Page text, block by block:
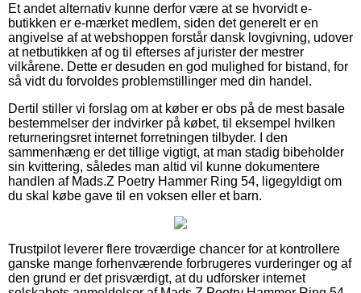
Et andet alternativ kunne derfor være at se hvorvidt e-
butikken er e-mærket medlem, siden det generelt er en
angivelse af at webshoppen forstår dansk lovgivning, udover
at netbutikken af og til efterses af jurister der mestrer
vilkårene. Dette er desuden en god mulighed for bistand, for
så vidt du forvoldes problemstillinger med din handel.
Dertil stiller vi forslag om at køber er obs på de mest basale
bestemmelser der indvirker på købet, til eksempel hvilken
returneringsret internet forretningen tilbyder. I den
sammenhæng er det tillige vigtigt, at man stadig bibeholder
sin kvittering, således man altid vil kunne dokumentere
handlen af Mads.Z Poetry Hammer Ring 54, ligegyldigt om
du skal købe gave til en voksen eller et barn.
Trustpilot leverer flere troværdige chancer for at kontrollere
ganske mange forhenværende forbrugeres vurderinger og af
den grund er det prisværdigt, at du udforsker internet